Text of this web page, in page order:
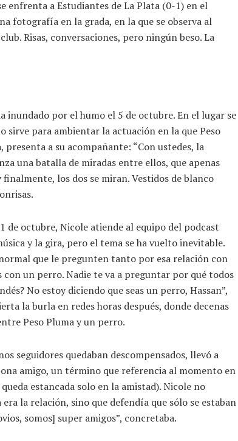
enfrenta a Estudiantes de La Plata (0-1) en el
fotografía en la grada, en la que se observa al
Risas, conversaciones, pero ningún beso. La
inundado por el humo el 5 de octubre. En el lugar se
sirve para ambientar la actuación en la que Peso
presenta a su acompañante: “Con ustedes, la
una batalla de miradas entre ellos, que apenas
los dos se miran. Vestidos de blanco
de octubre, Nicole atiende al equipo del podcast
y la gira, pero el tema se ha vuelto inevitable.
que le pregunten tanto por esa relación con
con un perro. Nadie te va a preguntar por qué todos
No estoy diciendo que seas un perro, Hassan”,
la burla en redes horas después, donde decenas
Peso Pluma y un perro.
seguidores quedaban descompensados, llevó a
amigo, un término que referencia al momento en
estancada solo en la amistad). Nicole no
la relación, sino que defendía que sólo se estaban
somos] super amigos”, concretaba.